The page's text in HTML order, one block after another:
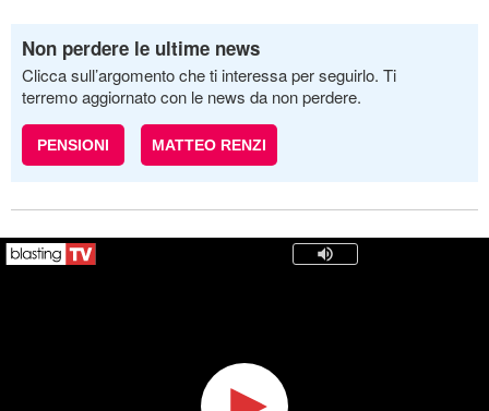
Non perdere le ultime news
Clicca sull’argomento che ti interessa per seguirlo. Ti
terremo aggiornato con le news da non perdere.
PENSIONI MATTEO RENZI